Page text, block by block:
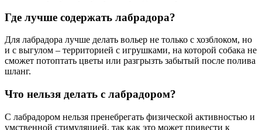
Где лучше содержать лабрадора?
Для лабрадора лучше делать вольер не только с хозблоком, но
и с выгулом – территорией с игрушками, на которой собака не
сможет потоптать цветы или разгрызть забытый после полива
шланг.
Что нельзя делать с лабрадором?
С лабрадором нельзя пренебрегать физической активностью и
умственной стимуляцией, так как это может привести к